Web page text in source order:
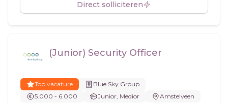
Direct solliciteren
(Junior) Security Officer
Top vacature
Blue Sky Group
5.000 - 6.000
Junior, Medior Amstelveen